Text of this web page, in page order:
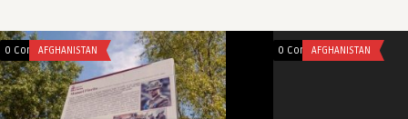
0 CommentsAFGHANISTAN 0 CommentsAFGHANISTAN